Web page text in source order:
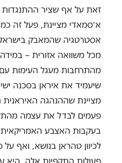
זאת על אף שציר ההתנגדות
א־סמאדי מציינת, פעל זה
אסטרטגיה שהמאבק בישראל
מכל משוואה אזורית –
מהתרחבות מעגל העימות עם
שיעמיד את איראן בסכנה
מציינת שההנהגה
פעמים לבדל את עצמה
בעקבות האצבע
לכיוון טהראן בנושא, ואף
פעולות התקפיות אלה, היא